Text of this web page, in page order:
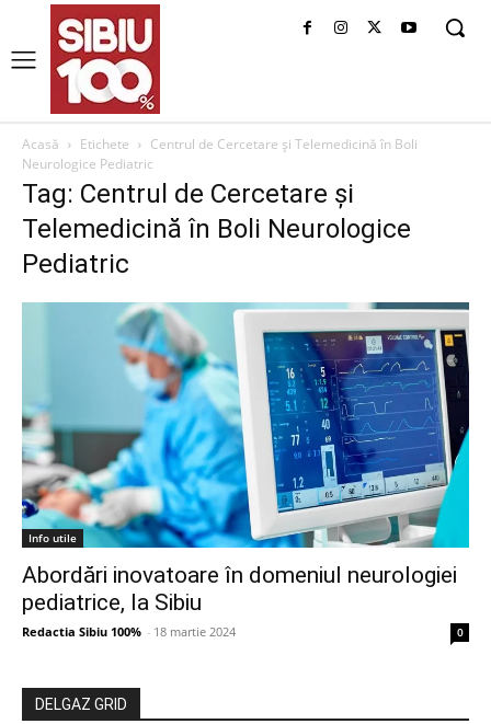
Acasă Etichete
Centrul de Cercetare și Telemedicină în Boli
Neurologice Pediatric
Tag: Centrul de Cercetare și
Telemedicină în Boli Neurologice
Pediatric
Info utile
Abordări inovatoare în domeniul neurologiei
pediatrice, la Sibiu
Redactia Sibiu 100% - 18 martie 2024 0
DELGAZ GRID